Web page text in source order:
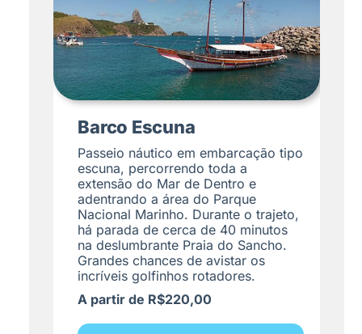
Barco Escuna
Passeio náutico em embarcação tipo
escuna, percorrendo toda a
extensão do Mar de Dentro e
adentrando a área do Parque
Nacional Marinho. Durante o trajeto,
há parada de cerca de 40 minutos
na deslumbrante Praia do Sancho.
Grandes chances de avistar os
incríveis golfinhos rotadores.
A partir de R$220,00